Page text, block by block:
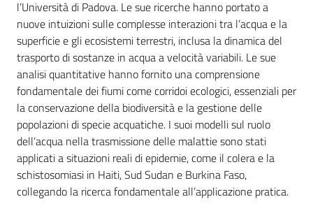
l’Università di Padova. Le sue ricerche hanno portato a
nuove intuizioni sulle complesse interazioni tra l’acqua e la
superficie e gli ecosistemi terrestri, inclusa la dinamica del
trasporto di sostanze in acqua a velocità variabili. Le sue
analisi quantitative hanno fornito una comprensione
fondamentale dei fiumi come corridoi ecologici, essenziali per
la conservazione della biodiversità e la gestione delle
popolazioni di specie acquatiche. I suoi modelli sul ruolo
dell’acqua nella trasmissione delle malattie sono stati
applicati a situazioni reali di epidemie, come il colera e la
schistosomiasi in Haiti, Sud Sudan e Burkina Faso,
collegando la ricerca fondamentale all’applicazione pratica.